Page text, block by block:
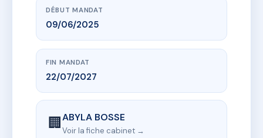
DÉBUT MANDAT
09/06/2025
FIN MANDAT
22/07/2027
🏢ABYLA BOSSE
Voir la fiche cabinet →